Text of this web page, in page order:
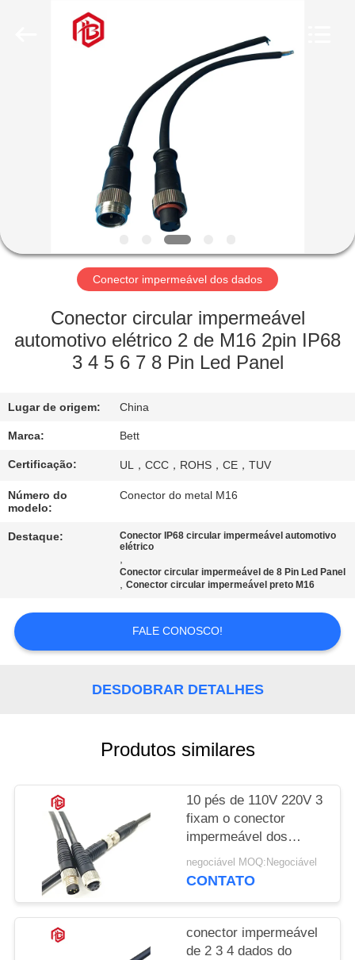
PRODUTOS
EXCURSÃO
FÁBRICA
CONTROLE
QUALIDADE
MAPA
DO
SITE
Conector impermeável dos dados
Conector circular impermeável
automotivo elétrico 2 de M16 2pin IP68
3 4 5 6 7 8 Pin Led Panel
Lugar de origem: China
Marca: Bett
Certificação: UL，CCC，ROHS，CE，TUV
Número do
modelo:
Conector do metal M16
Destaque:
Conector IP68 circular impermeável automotivo
elétrico
,
Conector circular impermeável de 8 Pin Led Panel
,Conector circular impermeável preto M16
FALE CONOSCO!
DESDOBRAR DETALHES
Produtos similares
10 pés de 110V 220V 3
fixam o conector
impermeável dos
dados M8
negociável MOQ:Negociável
CONTATO
conector impermeável
de 2 3 4 dados do